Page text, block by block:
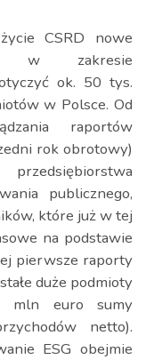
CSRD nowe
w zakresie
ok. 50 tys.
w Polsce. Od
raportów
rok obrotowy)
publicznego,
które już w tej
na podstawie
pierwsze raporty
duże podmioty
mln euro sumy
netto).
ESG obejmie